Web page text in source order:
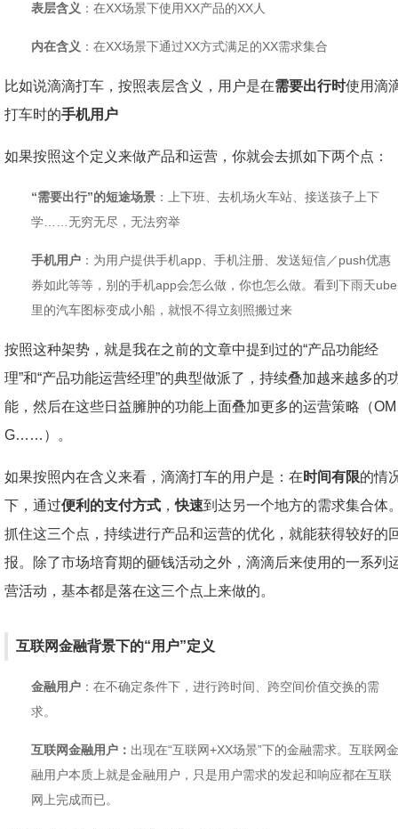
表层含义 ：在XX场景下使用XX产品的XX人
内在含义 ：在XX场景下通过XX方式满足的XX需求集合
比如说滴滴打车，按照表层含义，用户是在需要出行时使用滴
打车时的手机用户
如果按照这个定义来做产品和运营，你就会去抓如下两个点：
“需要出行”的短途场景 ：上下班、去机场火车站、接送孩子上下
学……无穷无尽，无法穷举
手机用户 ：为用户提供手机app、手机注册、发送短信／push优惠
券如此等等，别的手机app会怎么做，你也怎么做。看到下雨天
里的汽车图标变成小船，就恨不得立刻照搬过来
按照这种架势，就是我在之前的文章中提到过的“产品功能经
理”和“产品功能运营经理”的典型做派了，持续叠加越来越多的
能，然后在这些日益臃肿的功能上面叠加更多的运营策略（OM
G……）。
如果按照内在含义来看，滴滴打车的用户是：在 时间有限的情
下，通过便利的支付方式 ，快速到达另一个地方的需求集合体
抓住这三个点，持续进行产品和运营的优化，就能获得较好的
报。除了市场培育期的砸钱活动之外，滴滴后来使用的一系列
营活动，基本都是落在这三个点上来做的。
互联网金融背景下的“用户”定义
金融用户 ：在不确定条件下，进行跨时间、跨空间价值交换的需
求。
互联网金融用户： 出现在“互联网+XX场景”下的金融需求。互联网金
融用户本质上就是金融用户，只是用户需求的发起和响应都在互联
网上完成而已。